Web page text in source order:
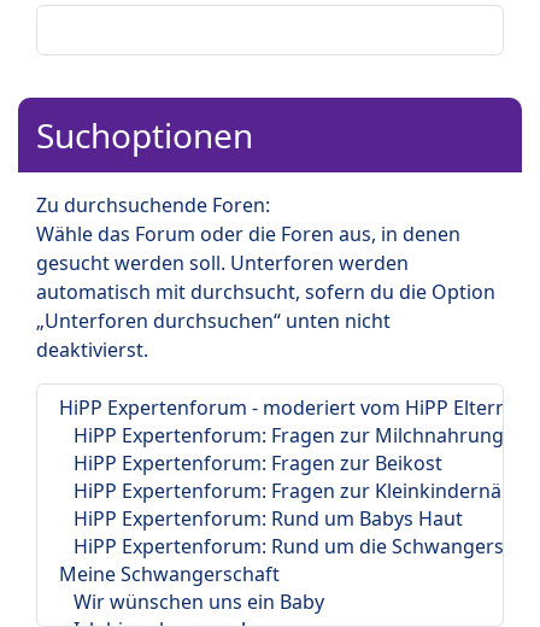
Suchoptionen
Zu durchsuchende Foren:
Wähle das Forum oder die Foren aus, in denen
gesucht werden soll. Unterforen werden
automatisch mit durchsucht, sofern du die Option
„Unterforen durchsuchen“ unten nicht
deaktivierst.